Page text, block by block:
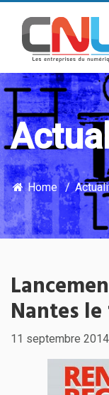
Home
Nantes
11 septembre 2014